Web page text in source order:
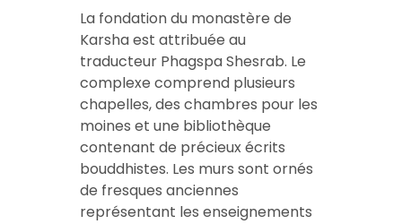
La fondation du monastère de
Karsha est attribuée au
traducteur Phagspa Shesrab. Le
complexe comprend plusieurs
chapelles, des chambres pour les
moines et une bibliothèque
contenant de précieux écrits
bouddhistes. Les murs sont ornés
de fresques anciennes
représentant les enseignements